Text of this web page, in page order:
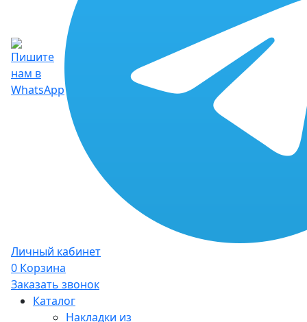
Личный кабинет
0 Корзина
Заказать звонок
Каталог
Накладки из